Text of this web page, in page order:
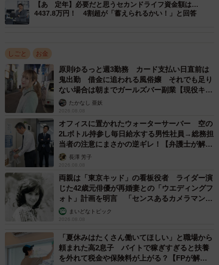
間も会社の先輩や同僚と一緒です。会社にいる限りは毎年
強制的に企業健康診断も受けられますし、娘が結婚する時
介せずに済みます。そういうことを考えると、とてもFIRE
なんてする気になれないですね。あくまで老後の資金と思
っています」
実はものすごくうらやましいパターンでは！？
できるだけ長く仕事を続けたかったけど…やめた
理由は？
Bさん（関西在住、60代、アルバイト）が数年前に退職し
た会社は、60歳で定年、その後70歳まで再雇用制度が導入
されています。Bさんは長年営業として重要顧客の担当や部
署の統括をしてきたこともあり、再雇用制度が導入された
ときは、定年後も引き続き力を入れたいと考えていまし
自分よりも社歴の長い先輩が実際に定年を迎え、雇用条件
【あゝ定年】必要だと思うセカンドライフ資金額は…
4437.8万円！ 4割超が「蓄えられるかい！」と回答
しごと お金
原則ゆるっと週3勤務 カード支払い日直前は
鬼出勤 借金に追われる風俗嬢 それでも足り
ない場合は朝までガールズバー副業【現役キャ
ストに取材】
たかなし 亜妖
2026.08.08
オフィスに置かれたウォーターサーバー 空の
2Lボトル持参し毎日給水する男性社員→総務担
当者の注意にまさかの逆ギレ！【弁護士が解
説】長澤 芳子
2026.08.08
両親は「東京キッド」の看板役者 ライダー演
じた42歳元俳優が再婚妻との「ウエディングフ
ォト」計画を明言 「センスあるカメラマン求
む」まいどなトピック
2026.08.08
「夏休みはたくさん働いてほしい」と職場から
頼まれた高2息子 バイトで稼ぎすぎると扶養
を外れて税金や保険料が上がる？【FPが解